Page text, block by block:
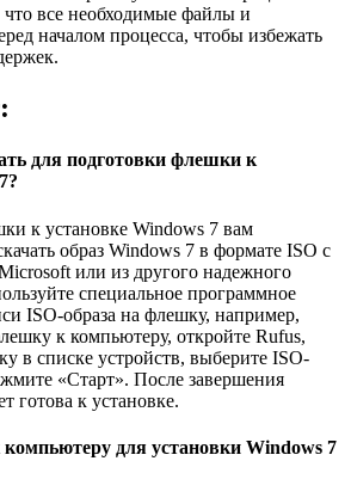
что все необходимые файлы и
началом процесса, чтобы избежать
для подготовки флешки к
к установке Windows 7 вам
образ Windows 7 в формате ISO с
или из другого надежного
специальное программное
ISO-образа на флешку, например,
к компьютеру, откройте Rufus,
в списке устройств, выберите ISO-
«Старт». После завершения
готова к установке.
для установки Windows 7